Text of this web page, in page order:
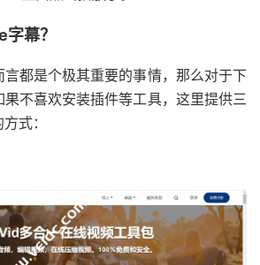
幕？
都是个极其重要的事情，那么对于下
不喜欢安装插件等工具，这里提供三
式：